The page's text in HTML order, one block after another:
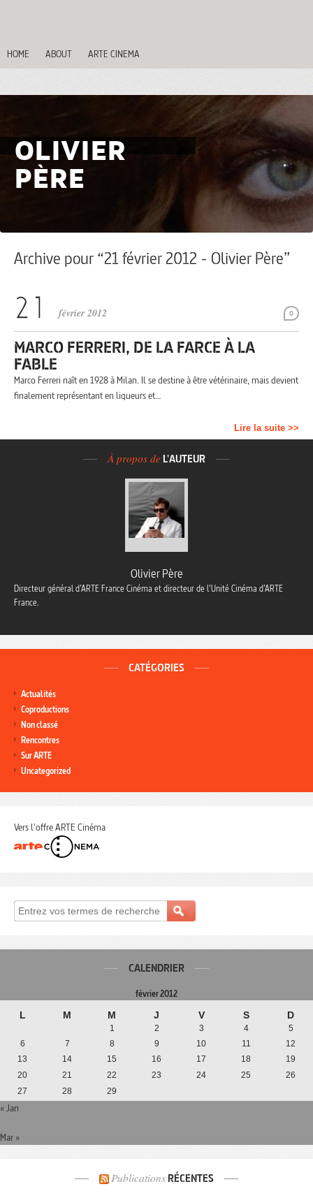
HOME ABOUT ARTE CINEMA
OLIVIER
PÈRE
Archive pour “21 février 2012 - Olivier Père”
0
février 2012
MARCO FERRERI, DE LA FARCE À LA
FABLE
Marco Ferreri naît en 1928 à Milan. Il se destine à être vétérinaire, mais devient
finalement représentant en liqueurs et…
Lire la suite >>
À propos de L'AUTEUR
Olivier Père
Directeur général d’ARTE France Cinéma et directeur de l’Unité Cinéma d’ARTE
France.
CATÉGORIES
Actualités
Coproductions
Non classé
Rencontres
Sur ARTE
Uncategorized
Vers l'offre ARTE Cinéma
CALENDRIER
février 2012
L M M J V S D
1 2 3 4
5
6
7 8 9 10 11
12
13
14 15 16 17 18
19
20
21 22 23 24 25
26
27
28 29
« Jan
Mar »
Publications RÉCENTES